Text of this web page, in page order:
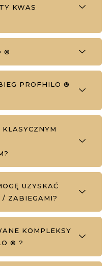
KWAS
®
PROFHILO ®
UZYSKAĆ
/ ZABIEGAMI?
KOMPLEKSY
® ?